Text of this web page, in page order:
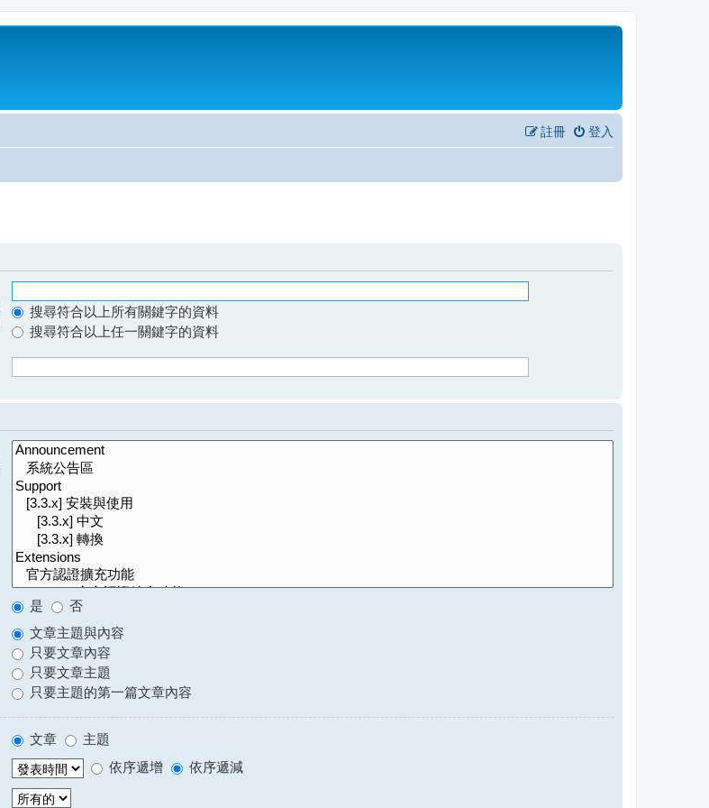
登入
註冊
搜尋符合以上所有關鍵字的資料
搜尋符合以上任一關鍵字的資料
是
否
文章主題與內容
只要文章內容
只要文章主題
只要主題的第一篇文章內容
文章
主題
依序遞增
依序遞減